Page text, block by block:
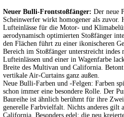
Neuer Bulli-Frontstoßfänger: Der neue
Scheinwerfer wirkt homogener als zuvor.
Lufteinlässe für die Motor- und
aerodynamisch optimierten Stoßfänger
den Flächen führt zu einer ikonischeren
Bereich im Stoßfänger unterstreicht indes
Lufteinlässen und einer in Wagenfarbe
Breite des Multivan und California.
vertikale Air-Curtains ganz außen.
Neue Bulli-Farben und -Felgen: Farben
schon immer eine besondere Rolle. Der
Baureihe ist ähnlich berühmt für ihre
generelle Farbvielfalt. Nichts anderes gilt
California. Besonders edel: die neu